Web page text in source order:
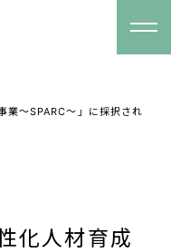
業～SPARC～」に採択され
化人材育成